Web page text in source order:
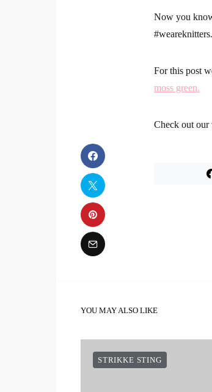
Now you
#weareknitters.
For this post
moss green.
Check out our
YOU MAY ALSO LIKE
STRIKKE STING